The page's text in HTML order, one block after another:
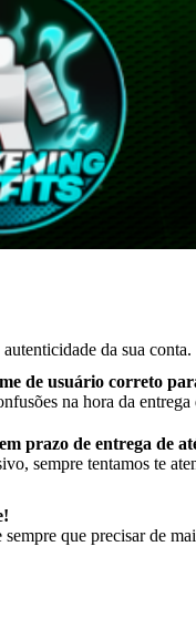
da sua conta.
de usuário correto
na hora da
prazo de entrega de
sempre tentamos te
que precisar de